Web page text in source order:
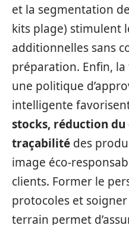
et la segmentation
kits plage) stimulent
additionnelles sans
préparation. Enfin,
une politique
intelligente
stocks, réduction
traçabilité des
image éco-
clients. Former le
protocoles et
terrain permet